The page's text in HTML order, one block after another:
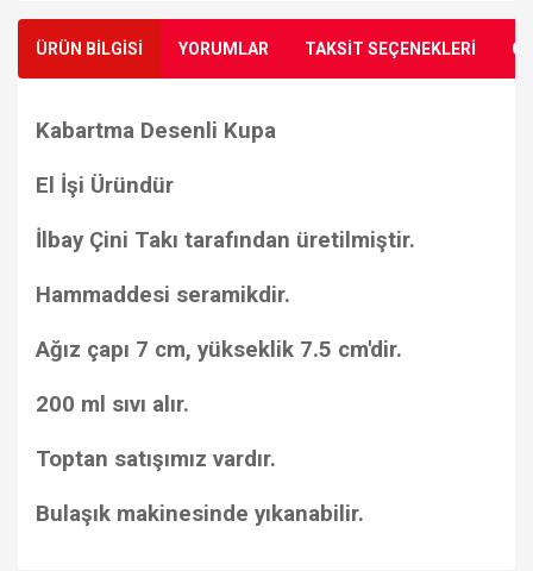
ÜRÜN BİLGİSİ YORUMLAR TAKSİT SEÇENEKLERİ
Kabartma Desenli Kupa
El İşi Üründür
İlbay Çini Takı tarafından üretilmiştir.
Hammaddesi seramikdir.
Ağız çapı 7 cm, yükseklik 7.5 cm'dir.
200 ml sıvı alır.
Toptan satışımız vardır.
Bulaşık makinesinde yıkanabilir.